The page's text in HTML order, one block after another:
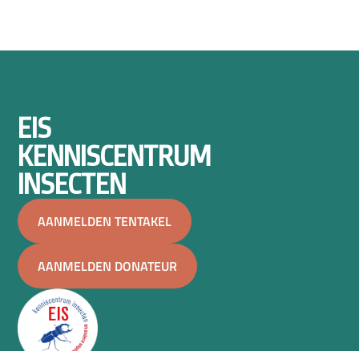
EIS
KENNISCENTRUM
INSECTEN
AANMELDEN TENTAKEL
AANMELDEN DONATEUR